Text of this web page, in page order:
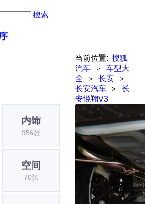
搜索
当前位置: 搜狐
汽车
＞
车型大
全
＞ 长安
＞
长安汽车
＞
长
安悦翔V3
内饰
956张
空间
70张